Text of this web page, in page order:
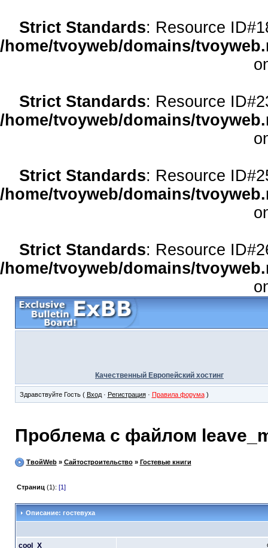
Strict Standards: Resource
/home/tvoyweb/domains/
Strict Standards: Resource
/home/tvoyweb/domains/
Strict Standards: Resource
/home/tvoyweb/domains/
Strict Standards: Resource
/home/tvoyweb/domains/
Качественный Европейский хостинг
Здравствуйте Гость ( Вход· Регистрация· Правила форума)
Проблема с файлом
ТвойWeb» Сайтостроительство» Гостевые книги
Страниц (1): [1]
Описание: гостевуха
cool_X